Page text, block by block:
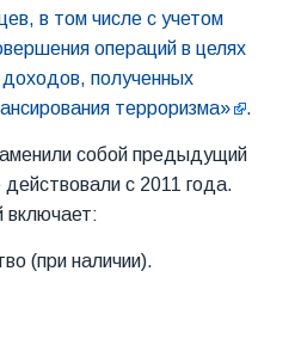
в том числе с учетом
операций в целях
полученных
терроризма»
.
собой предыдущий
с 2011 года.
включает:
(при наличии).